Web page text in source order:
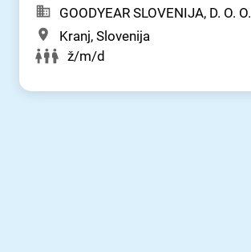
GOODYEAR SLOVENIJA, D. O. O.
Kranj, Slovenija
ž/m/d